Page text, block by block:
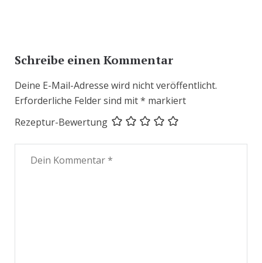
Schreibe einen Kommentar
Deine E-Mail-Adresse wird nicht veröffentlicht.
Erforderliche Felder sind mit* markiert
Rezeptur-Bewertung